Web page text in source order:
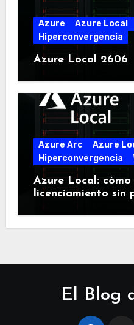
Azure Azure Local
Hiperconvergencia
Azure Local 2606
Azure Arc
Azure
Hiperconvergencia
Azure Local:
licenciamiento sin
El Blog